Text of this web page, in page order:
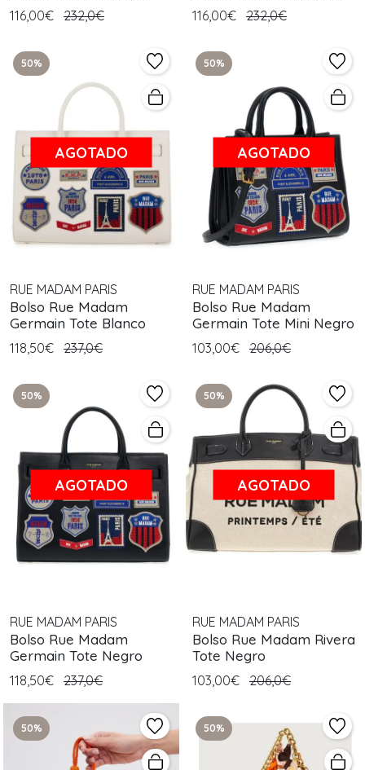
116,00€ 232,0€ 116,00€ 232,0€
50%
AGOTADO
RUE MADAM PARIS
Bolso Rue Madam
Germain Tote Blanco
118,50€ 237,0€
50%
AGOTADO
RUE MADAM PARIS
Bolso Rue Madam
Germain Tote Mini Negro
103,00€ 206,0€
50%
AGOTADO
RUE MADAM PARIS
Bolso Rue Madam
Germain Tote Negro
118,50€ 237,0€
50%
AGOTADO
RUE MADAM PARIS
Bolso Rue Madam Rivera
Tote Negro
103,00€ 206,0€
50% 50%